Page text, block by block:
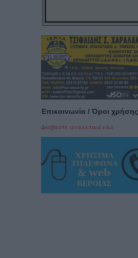
Επικοινωνία / Όροι χρήσης
Διαβαστε αναλυτικά εδώ